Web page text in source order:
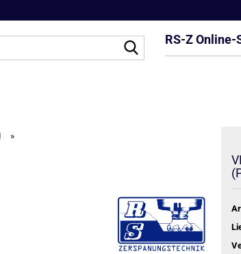
Suche...RS-Z Online-
»